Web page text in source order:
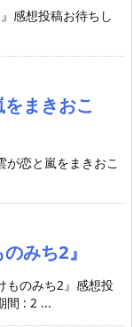
感想投稿お待ちし
をまきおこ
が恋と嵐をまきおこ
みち2』
ものみち2』感想投
間 : 2 ...